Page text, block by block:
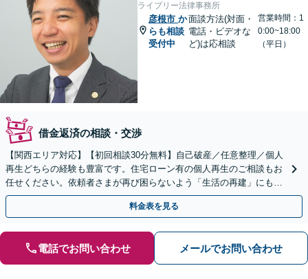
ライブリー法律事務所
彦根市 か
らも相談
受付中
面談方法(対面・
電話・ビデオな
ど)は応相談
営業時間：1
0:00~18:00
（平日）
借金返済の相談・交渉
【関西エリア対応】【初回相談30分無料】自己破産／任意整理／個人
再生どちらの経験も豊富です。住宅ローン有の個人再生のご相談もお
任せください。依頼者さまが再び困らないよう「生活の再建」にも気
を配り、経済生活を立て直せるようサポートします
料金表を見る
電話でお問い合わせ メールでお問い合わせ